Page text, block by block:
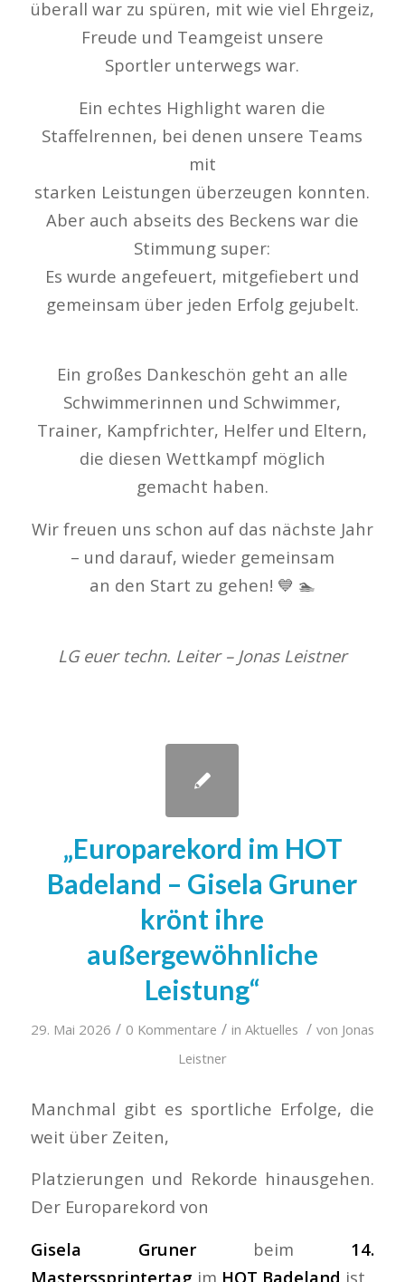
überall war zu spüren, mit wie viel Ehrgeiz,
Freude und Teamgeist unsere
Sportler unterwegs war.
Ein echtes Highlight waren die
Staffelrennen, bei denen unsere Teams
mit
starken Leistungen überzeugen konnten.
Aber auch abseits des Beckens war die
Stimmung super:
Es wurde angefeuert, mitgefiebert und
gemeinsam über jeden Erfolg gejubelt.
Ein großes Dankeschön geht an alle
Schwimmerinnen und Schwimmer,
Trainer, Kampfrichter, Helfer und Eltern,
die diesen Wettkampf möglich
gemacht haben.
Wir freuen uns schon auf das nächste Jahr
– und darauf, wieder gemeinsam
an den Start zu gehen! 💙 🏊
LG euer techn. Leiter – Jonas Leistner
„Europarekord im HOT
Badeland – Gisela Gruner
krönt ihre
außergewöhnliche
Leistung“
29. Mai 2026 / 0 Kommentare / in Aktuelles / von Jonas
Leistner
Manchmal gibt es sportliche Erfolge, die
weit über Zeiten,
Platzierungen und Rekorde hinausgehen.
Der Europarekord von
Gisela Grunerbeim 14.
Masterssprintertag im HOT Badeland ist